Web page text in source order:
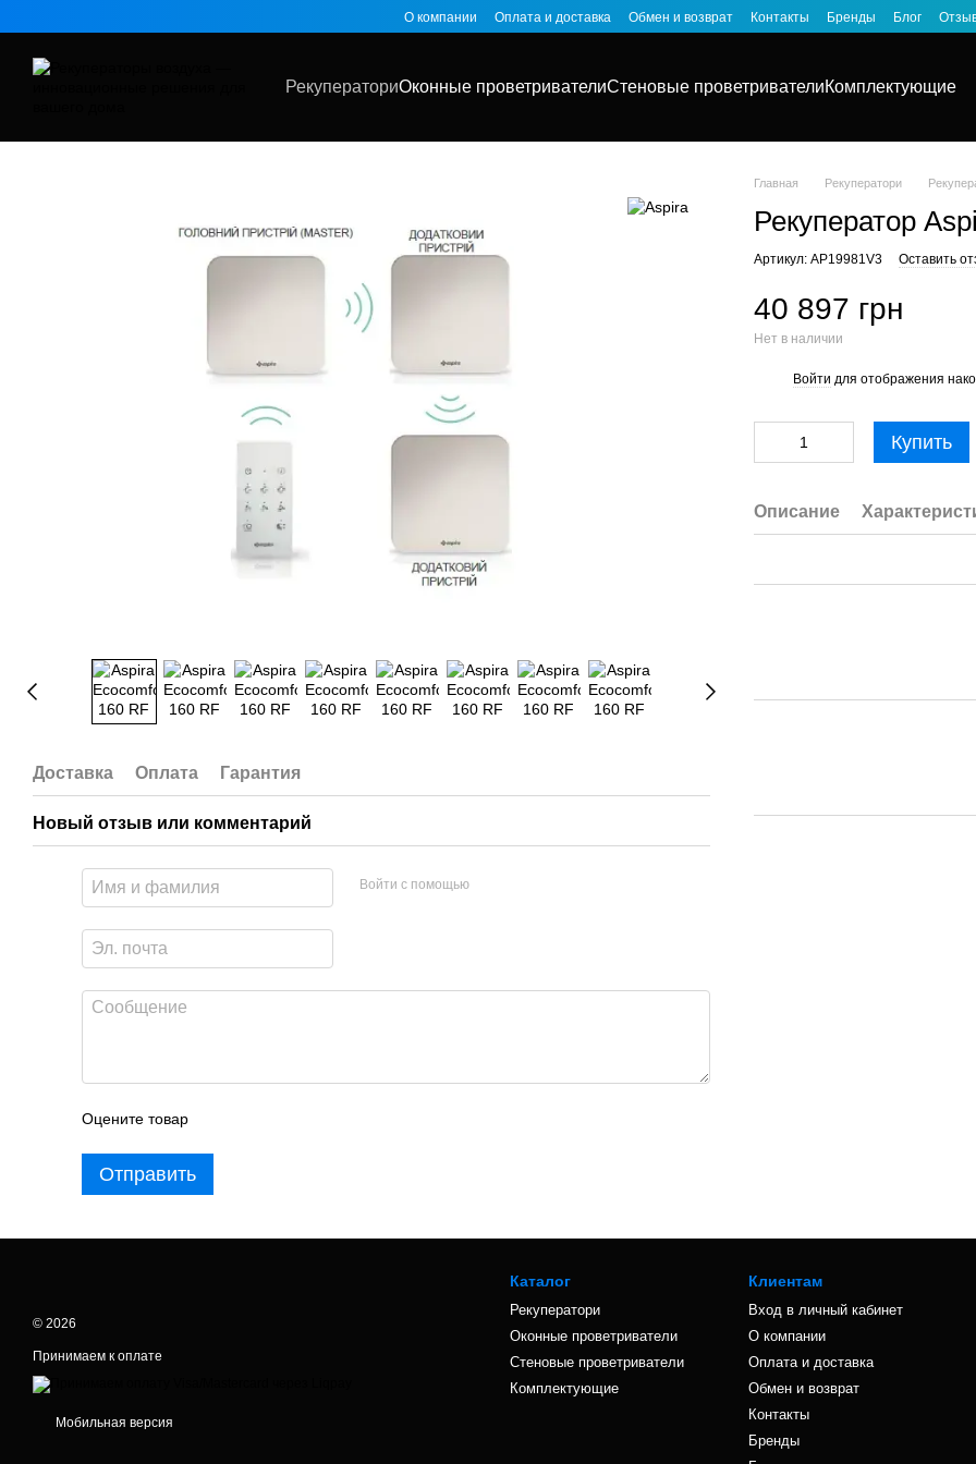
О компании Оплата и доставка Обмен и возврат Контакты Бренды Блог
РекуператориОконные проветривателиСтеновые проветривателиКомплектующие
Доставка Оплата Гарантия
Новый отзыв или комментарий
Войти с помощью
Оцените товар
Отправить
Главная Рекуператори
Рекуператор
Артикул: AP19981V3 Оставить
40 897 грн
Нет в наличии
Войти для отображения
Купить
Описание
© 2026
Принимаем к оплате
Мобильная версия
Каталог
Рекуператори
Оконные проветриватели
Стеновые проветриватели
Комплектующие
Клиентам
Вход в личный кабинет
О компании
Оплата и доставка
Обмен и возврат
Контакты
Бренды